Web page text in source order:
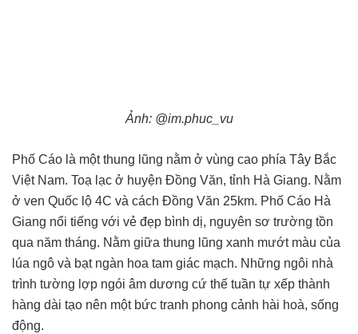
Ảnh: @im.phuc_vu
Phố Cáo là một thung lũng nằm ở vùng cao phía Tây Bắc
Việt Nam. Toạ lạc ở huyện Đồng Văn, tỉnh Hà Giang. Nằm
ở ven Quốc lộ 4C và cách Đồng Văn 25km. Phố Cáo Hà
Giang nổi tiếng với vẻ đẹp bình dị, nguyên sơ trường tồn
qua năm tháng. Nằm giữa thung lũng xanh mướt màu của
lúa ngô và bạt ngàn hoa tam giác mạch. Những ngôi nhà
trình tường lợp ngói âm dương cứ thế tuần tự xếp thành
hàng dài tạo nên một bức tranh phong cảnh hài hoà, sống
động.